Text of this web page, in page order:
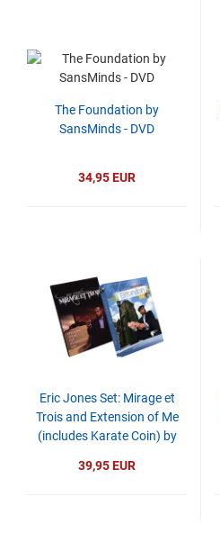
The Foundation by
SansMinds - DVD
34,95 EUR
Eric Jones Set: Mirage et
Trois and Extension of Me
(includes Karate Coin) by
- DVD
39,95 EUR